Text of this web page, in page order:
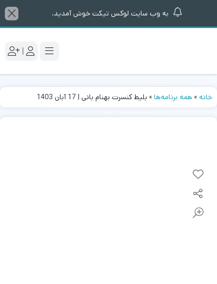
به وب سایت لوکس تیکت خوش آمدید.
|
خانه » همه برنامه‌ها » بلیط کنسرت بهنام بانی | 17 آبان 1403